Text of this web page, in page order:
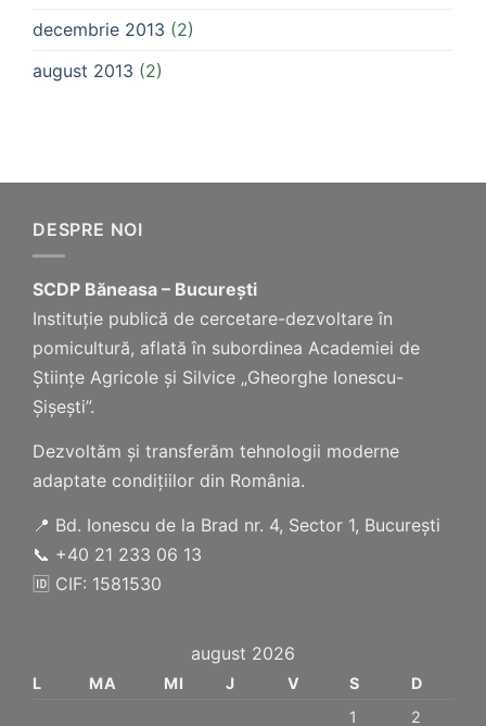
decembrie 2013 (2)
august 2013 (2)
DESPRE NOI
SCDP Băneasa – București
Instituție publică de cercetare-dezvoltare în
pomicultură, aflată în subordinea Academiei de
Științe Agricole și Silvice „Gheorghe Ionescu-
Șișești”.
Dezvoltăm și transferăm tehnologii moderne
adaptate condițiilor din România.
📍 Bd. Ionescu de la Brad nr. 4, Sector 1, București
📞 +40 21 233 06 13
🆔 CIF: 1581530
august 2026
L MA MI J V S
D
1
2